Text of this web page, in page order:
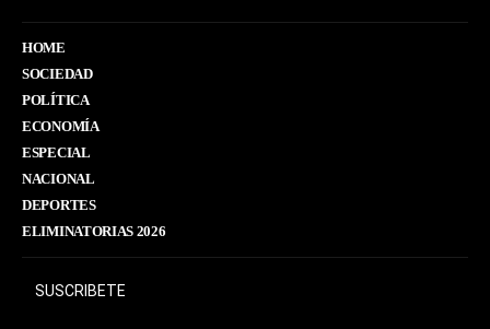
HOME
SOCIEDAD
POLÍTICA
ECONOMÍA
ESPECIAL
NACIONAL
DEPORTES
ELIMINATORIAS 2026
SUSCRIBETE